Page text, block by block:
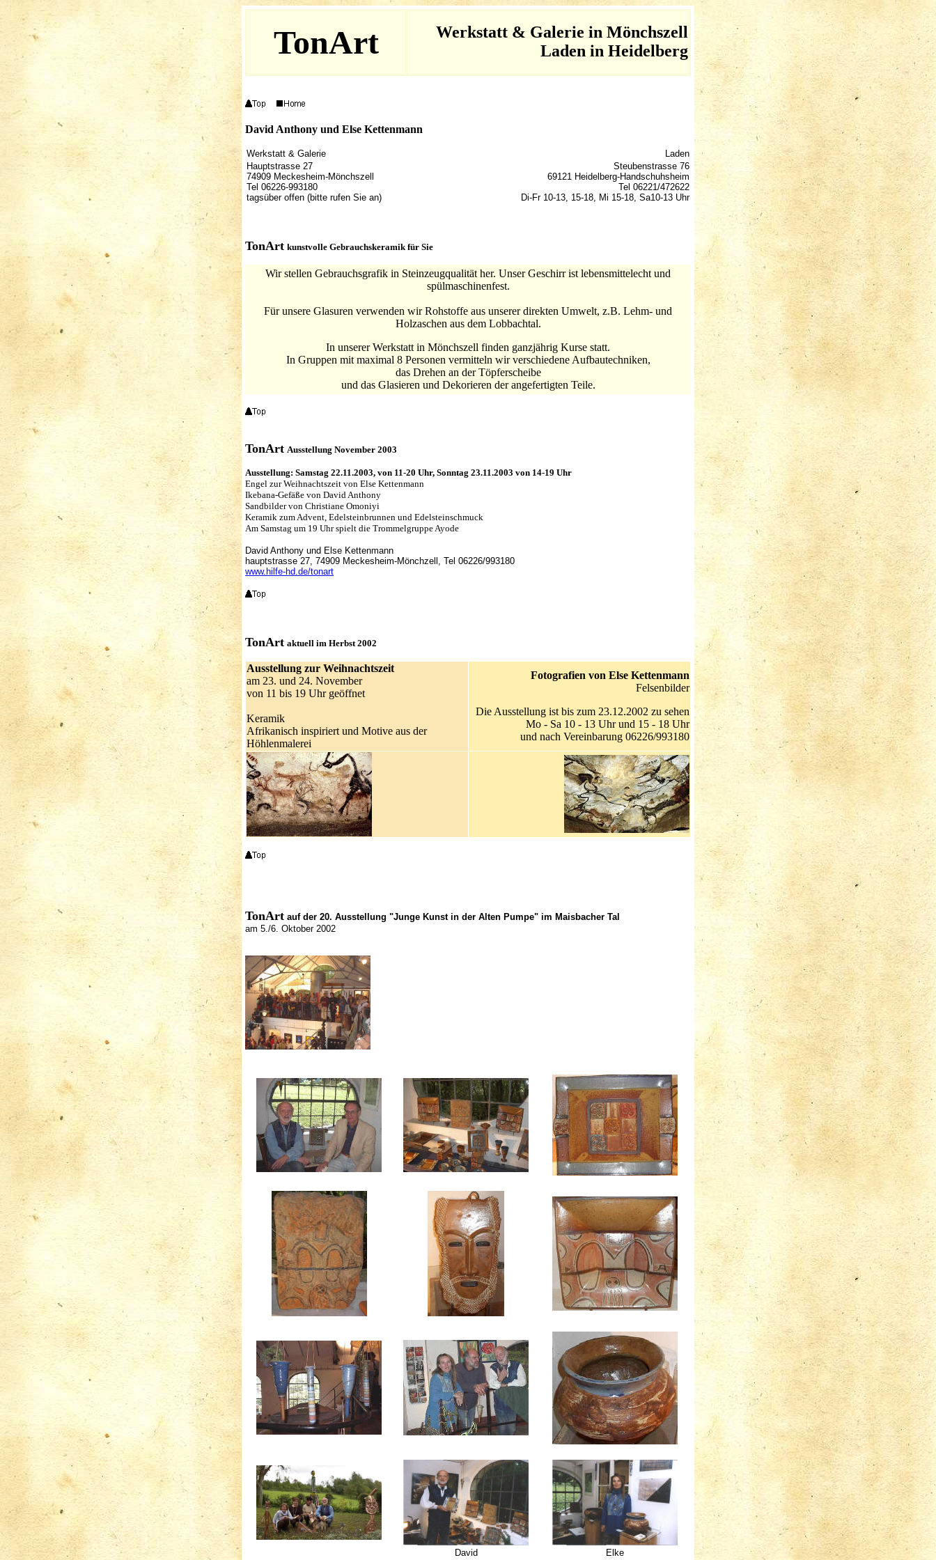
TonArt
Werkstatt & Galerie in Mönchszell
Laden in Heidelberg
David Anthony und Else Kettenmann
Werkstatt & Galerie
Laden
Hauptstrasse 27
74909 Meckesheim-Mönchszell
Tel 06226-993180
tagsüber offen (bitte rufen Sie an)
Steubenstrasse 76
69121 Heidelberg-Handschuhsheim
Tel 06221/472622
Di-Fr 10-13, 15-18, Mi 15-18, Sa10-13 Uhr
TonArt kunstvolle Gebrauchskeramik für Sie
Wir stellen Gebrauchsgrafik in Steinzeugqualität her. Unser Geschirr ist lebensmittelecht und
spülmaschinenfest.
Für unsere Glasuren verwenden wir Rohstoffe aus unserer direkten Umwelt, z.B. Lehm- und
Holzaschen aus dem Lobbachtal.
In unserer Werkstatt in Mönchszell finden ganzjährig Kurse statt.
In Gruppen mit maximal 8 Personen vermitteln wir verschiedene Aufbautechniken,
das Drehen an der Töpferscheibe
und das Glasieren und Dekorieren der angefertigten Teile.
TonArt Ausstellung November 2003
Ausstellung: Samstag 22.11.2003, von 11-20 Uhr, Sonntag 23.11.2003 von 14-19 Uhr
Engel zur Weihnachtszeit von Else Kettenmann
Ikebana-Gefäße von David Anthony
Sandbilder von Christiane Omoniyi
Keramik zum Advent, Edelsteinbrunnen und Edelsteinschmuck
Am Samstag um 19 Uhr spielt die Trommelgruppe Ayode
David Anthony und Else Kettenmann
hauptstrasse 27, 74909 Meckesheim-Mönchzell, Tel 06226/993180
www.hilfe-hd.de/tonart
TonArt aktuell im Herbst 2002
Ausstellung zur Weihnachtszeit
am 23. und 24. November
von 11 bis 19 Uhr geöffnet
Keramik
Afrikanisch inspiriert und Motive aus der
Höhlenmalerei
Fotografien von Else Kettenmann
Felsenbilder
Die Ausstellung ist bis zum 23.12.2002 zu sehen
Mo - Sa 10 - 13 Uhr und 15 - 18 Uhr
und nach Vereinbarung 06226/993180
TonArt auf der 20. Ausstellung "Junge Kunst in der Alten Pumpe" im Maisbacher Tal
am 5./6. Oktober 2002
David Elke